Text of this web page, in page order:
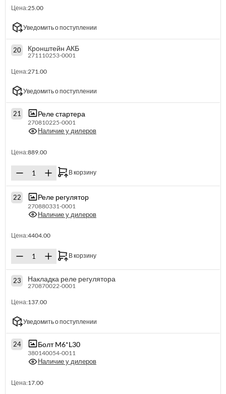
Цена:25.00
Уведомить о поступлении
20 Кронштейн АКБ
271110253-0001
Цена:271.00
Уведомить о поступлении
21 Реле стартера
270810225-0001
Наличие у дилеров
Цена:889.00
В корзину
22 Реле регулятор
270880331-0001
Наличие у дилеров
Цена:4404.00
В корзину
23 Накладка реле регулятора
270870022-0001
Цена:137.00
Уведомить о поступлении
24 Болт M6*L30
380140054-0011
Наличие у дилеров
Цена:17.00